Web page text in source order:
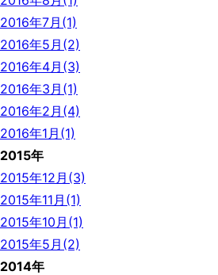
2016年7月(1)
2016年5月(2)
2016年4月(3)
2016年3月(1)
2016年2月(4)
2016年1月(1)
2015年
2015年12月(3)
2015年11月(1)
2015年10月(1)
2015年5月(2)
2014年